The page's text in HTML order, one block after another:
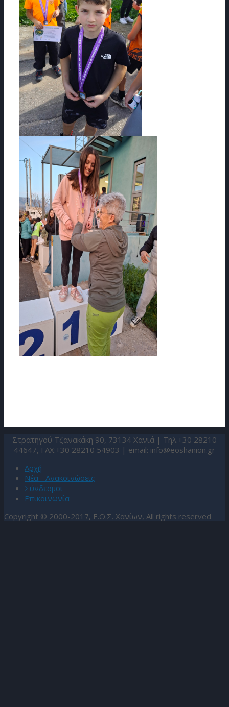
Στρατηγού Τζανακάκη 90, 73134 Χανιά | Τηλ.+30 28210
44647, FAX:+30 28210 54903 | email: info@eoshanion.gr
Αρχή
Νέα - Ανακοινώσεις
Σύνδεσμοι
Επικοινωνία
Copyright © 2000-2017, Ε.Ο.Σ. Χανίων, All rights reserved